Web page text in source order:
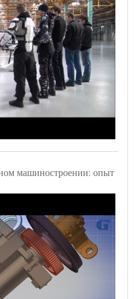
машиностроении: опыт